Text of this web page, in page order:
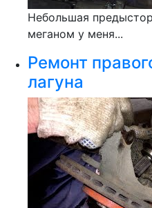
Небольшая
меганом у меня...
Ремонт
лагуна